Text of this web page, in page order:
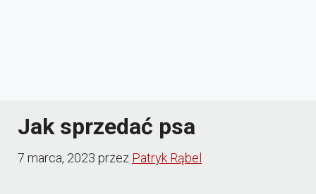
Jak sprzedać psa
7 marca, 2023 przez Patryk Rąbel